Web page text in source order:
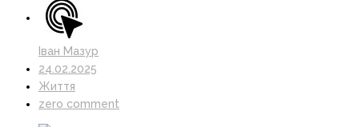
Іван Мазур
24.02.2025
Життя
zero comment